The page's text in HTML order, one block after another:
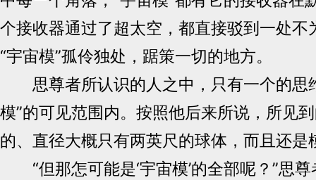
个接收器通过了超太空，都直接驳到一处
“宇宙模”孤伶独处，踞策一切的地方。
思尊者所认识的人之中，只有一个的思
模”的可见范围内。按照他后来所说，所见
的、直径大概只有两英尺的球体，而且还是
“但那怎可能是‘宇宙模’的全部呢？”思尊